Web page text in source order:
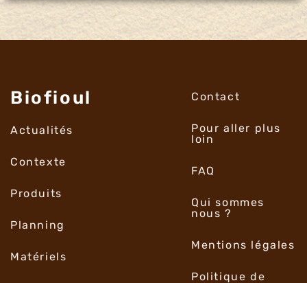
Biofioul
Actualités
Contexte
Produits
Planning
Matériels
Contact
Pour aller plus
loin
FAQ
Qui sommes
nous ?
Mentions légales
Politique de